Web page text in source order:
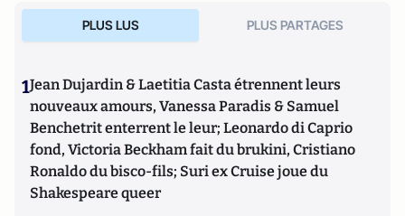
PLUS LUS PLUS PARTAGES
1Jean Dujardin & Laetitia Casta étrennent leurs
nouveaux amours, Vanessa Paradis & Samuel
Benchetrit enterrent le leur; Leonardo di Caprio
fond, Victoria Beckham fait du brukini, Cristiano
Ronaldo du bisco-fils; Suri ex Cruise joue du
Shakespeare queer